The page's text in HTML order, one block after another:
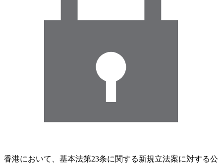
香港において、基本法第23条に関する新規立法案に対する公